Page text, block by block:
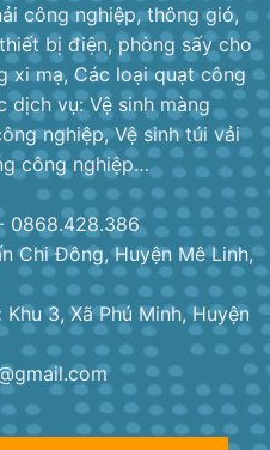
công nghiệp, thông gió,
bị điện, phòng sấy cho
xi mạ, Các loại quạt công
dịch vụ: Vệ sinh màng
nghiệp, Vệ sinh túi vải
công nghiệp…
0868.428.386
Chi Đông, Huyện Mê Linh,
Khu 3, Xã Phú Minh, Huyện